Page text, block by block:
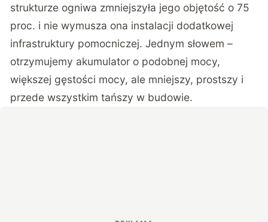
strukturze ogniwa zmniejszyła jego objętość o 75
proc. i nie wymusza ona instalacji dodatkowej
infrastruktury pomocniczej. Jednym słowem –
otrzymujemy akumulator o podobnej mocy,
większej gęstości mocy, ale mniejszy, prostszy i
przede wszystkim tańszy w budowie.